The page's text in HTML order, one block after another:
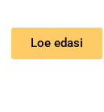
Loe edasi